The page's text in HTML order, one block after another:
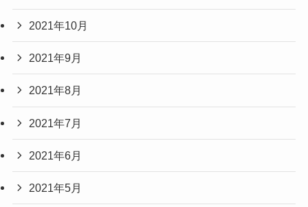
2021年10月
2021年9月
2021年8月
2021年7月
2021年6月
2021年5月